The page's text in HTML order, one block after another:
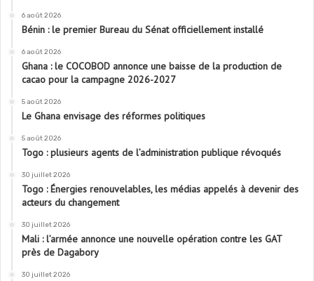
6 août 2026
Bénin : le premier Bureau du Sénat officiellement installé
6 août 2026
Ghana : le COCOBOD annonce une baisse de la production de
cacao pour la campagne 2026-2027
5 août 2026
Le Ghana envisage des réformes politiques
5 août 2026
Togo : plusieurs agents de l’administration publique révoqués
30 juillet 2026
Togo : Énergies renouvelables, les médias appelés à devenir des
acteurs du changement
30 juillet 2026
Mali : l’armée annonce une nouvelle opération contre les GAT
près de Dagabory
30 juillet 2026